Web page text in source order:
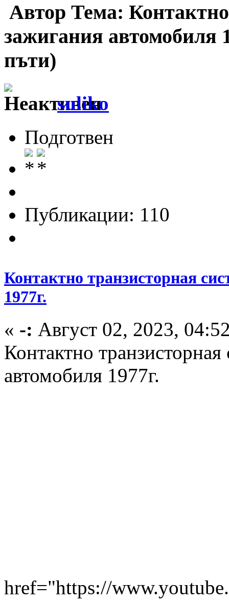
Автор Тема:
зажигания автомобиля
пъти)
suliko
Подготвен
Публикации: 110
Контактно транзисторная
1977г.
« -: Август 02, 2023,
Контактно
автомобиля 1977г.
href="https://